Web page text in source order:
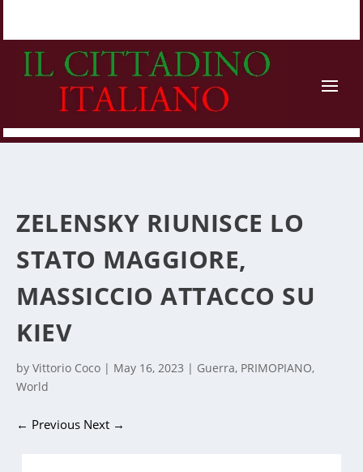
ZELENSKY RIUNISCE LO
STATO MAGGIORE,
MASSICCIO ATTACCO SU
KIEV
byVittorio Coco | May 16, 2023 | Guerra, PRIMOPIANO,
World
← Previous Next →